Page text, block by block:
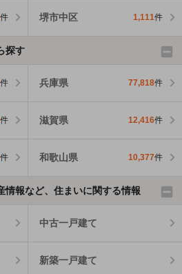
件 堺市中区 1,111件
探す
件 兵庫県 77,818件
件 滋賀県 12,416件
件 和歌山県 10,377件
情報など、住まいに関する情報
中古一戸建て
新築一戸建て